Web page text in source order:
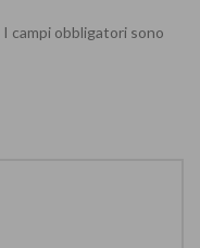
I campi obbligatori sono